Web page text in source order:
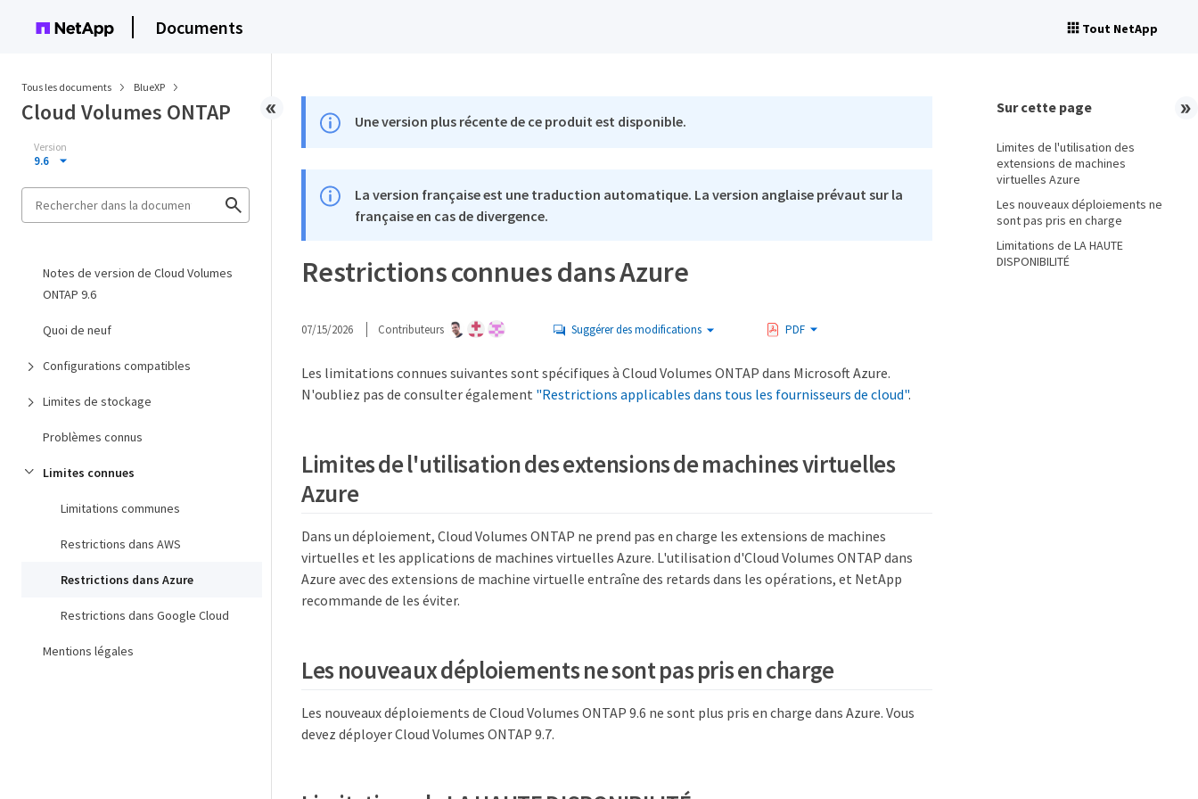
Documents Tout NetApp
Tous les documents BlueXP
Cloud Volumes ONTAP
Version
9.6
Notes de version de Cloud Volumes
ONTAP 9.6
Quoi de neuf
Configurations compatibles
Limites de stockage
Problèmes connus
Limites connues
Limitations communes
Restrictions dans AWS
Restrictions dans Azure
Restrictions dans Google Cloud
Mentions légales
Une version plus récente de ce produit est disponible.
La version française est une traduction automatique. La version anglaise prévaut sur la
française en cas de divergence.
Restrictions connues dans Azure
07/15/2026 Contributeurs Suggérer des modifications PDF
Les limitations connues suivantes sont spécifiques à Cloud Volumes ONTAP dans Microsoft Azure.
N'oubliez pas de consulter également "Restrictions applicables dans tous les fournisseurs de cloud".
Limites de l'utilisation des extensions de machines virtuelles
Azure
Dans un déploiement, Cloud Volumes ONTAP ne prend pas en charge les extensions de machines
virtuelles et les applications de machines virtuelles Azure. L'utilisation d'Cloud Volumes ONTAP dans
Azure avec des extensions de machine virtuelle entraîne des retards dans les opérations, et NetApp
recommande de les éviter.
Les nouveaux déploiements ne sont pas pris en charge
Les nouveaux déploiements de Cloud Volumes ONTAP 9.6 ne sont plus pris en charge dans Azure. Vous
devez déployer Cloud Volumes ONTAP 9.7.
Sur cette page
Limites de l'utilisation des
extensions de machines
virtuelles Azure
Les nouveaux déploiements ne
sont pas pris en charge
Limitations de LA HAUTE
DISPONIBILITÉ